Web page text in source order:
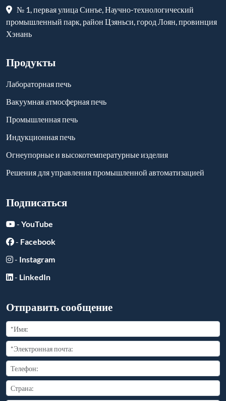
№ 1, первая улица Синъе, Научно-технологический
промышленный парк, район Цзяньси, город Лоян, провинция
Хэнань
Продукты
Лабораторная печь
Вакуумная атмосферная печь
Промышленная печь
Индукционная печь
Огнеупорные и высокотемпературные изделия
Решения для управления промышленной автоматизацией
Подписаться
- YouTube
- Facebook
- Instagram
- LinkedIn
Отправить сообщение